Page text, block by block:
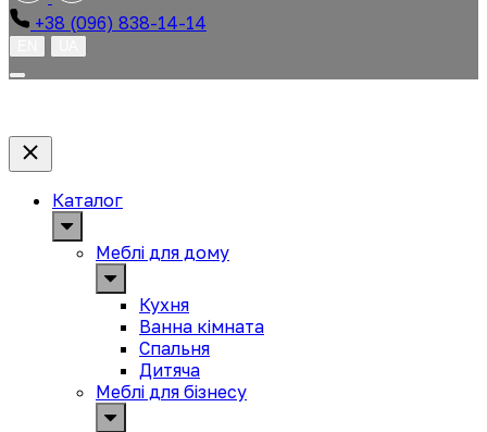
+38 (096) 838-14-14
Каталог
Меблі для дому
Кухня
Ванна кімната
Спальня
Дитяча
Меблі для бізнесу